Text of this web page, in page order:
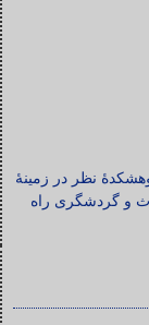
نظر در زمینۀ
و گردشگری راه